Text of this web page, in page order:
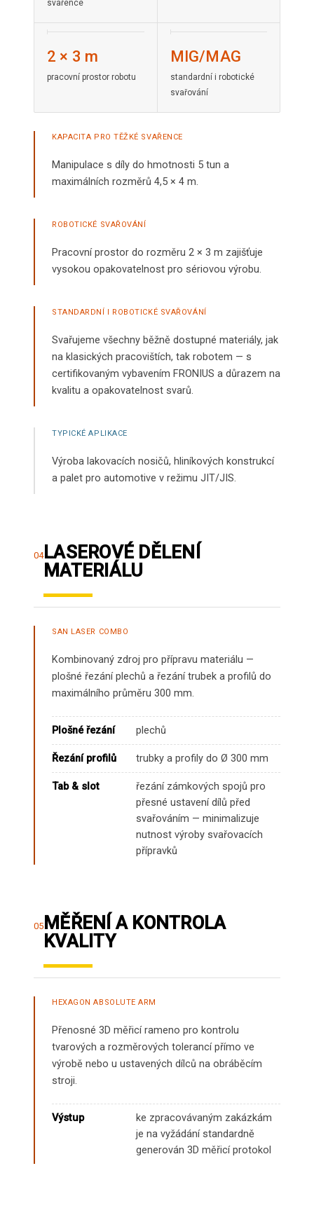
svařence
2 × 3 m
pracovní prostor robotu
MIG/MAG
standardní i robotické
svařování
KAPACITA PRO TĚŽKÉ SVAŘENCE
Manipulace s díly do hmotnosti 5 tun a
maximálních rozměrů 4,5 × 4 m.
ROBOTICKÉ SVAŘOVÁNÍ
Pracovní prostor do rozměru 2 × 3 m zajišťuje
vysokou opakovatelnost pro sériovou výrobu.
STANDARDNÍ I ROBOTICKÉ SVAŘOVÁNÍ
Svařujeme všechny běžně dostupné materiály, jak
na klasických pracovištích, tak robotem — s
certifikovaným vybavením FRONIUS a důrazem na
kvalitu a opakovatelnost svarů.
TYPICKÉ APLIKACE
Výroba lakovacích nosičů, hliníkových konstrukcí
a palet pro automotive v režimu JIT/JIS.
04LASEROVÉ DĚLENÍ
MATERIÁLU
SAN LASER COMBO
Kombinovaný zdroj pro přípravu materiálu —
plošné řezání plechů a řezání trubek a profilů do
maximálního průměru 300 mm.
Plošné řezání plechů
Řezání profilů trubky a profily do Ø 300 mm
Tab & slot
řezání zámkových spojů pro
přesné ustavení dílů před
svařováním — minimalizuje
nutnost výroby svařovacích
přípravků
05 MĚŘENÍ A KONTROLA
KVALITY
HEXAGON ABSOLUTE ARM
Přenosné 3D měřicí rameno pro kontrolu
tvarových a rozměrových tolerancí přímo ve
výrobě nebo u ustavených dílců na obráběcím
stroji.
Výstup
ke zpracovávaným zakázkám
je na vyžádání standardně
generován 3D měřicí protokol